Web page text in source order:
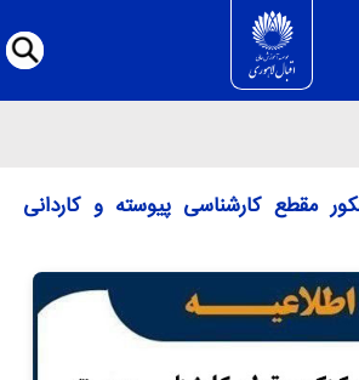
ثبت نام بدون کنکور مقطع کارشناسی پیوسته و
مقطع کارشناسی پیوسته و کاردانی